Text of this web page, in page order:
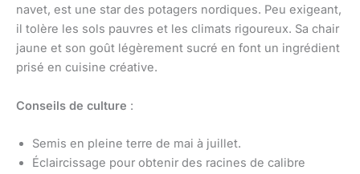
navet, est une star des potagers nordiques. Peu exigeant,
il tolère les sols pauvres et les climats rigoureux. Sa chair
jaune et son goût légèrement sucré en font un ingrédient
prisé en cuisine créative.
Conseils de culture :
Semis en pleine terre de mai à juillet.
Éclaircissage pour obtenir des racines de calibre